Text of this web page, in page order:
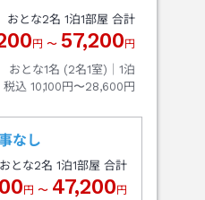
おとな2名 1泊1部屋 合計
円 〜 57,200 円
おとな1名 (2名1室)｜ 1泊
税込 10,100円〜28,600円
なし
おとな2名 1泊1部屋 合計
円 〜 47,200 円